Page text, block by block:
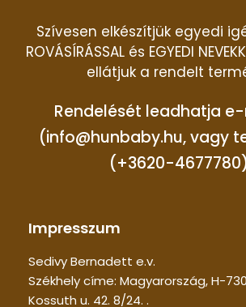
Szívesen elkészítjük egyedi
ROVÁSÍRÁSSAL és EGYEDI
ellátjuk a rendelt
Rendelését leadhatja
(info@hunbaby.hu, vagy
(+3620-
Impresszum
Sedivy Bernadett e.v.
Székhely címe: Magyarország, H-
Kossuth u. 42. 8/24. .